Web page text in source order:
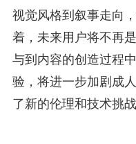
视觉风格到叙事走向
着，未来用户将不再
与到内容的创造过程
验，将进一步加剧成
了新的伦理和技术挑战